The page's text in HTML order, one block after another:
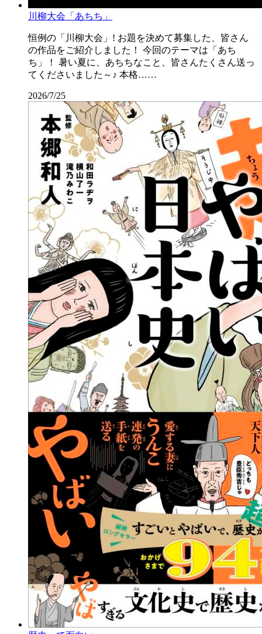
川柳大会「あちち」
恒例の「川柳大会」! お題を決めて募集した、皆さん
の作品をご紹介しました！ 今回のテーマは「あち
ち」！ 暑い夏に、あちちなこと、皆さんたくさん送っ
てくださいました～♪ 本格……
2026/7/25